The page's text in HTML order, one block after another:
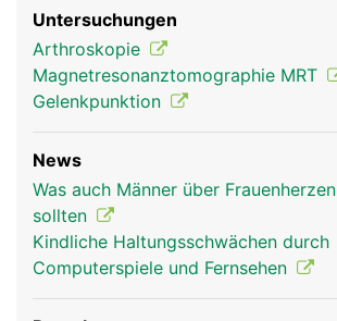
Untersuchungen
Arthroskopie
Magnetresonanztomographie MRT
Gelenkpunktion
News
Was auch Männer über
sollten
Kindliche Haltungsschwächen durch
Computerspiele und Fernsehen